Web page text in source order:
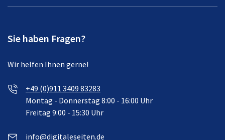
Sie haben Fragen?
Wir helfen Ihnen gerne!
+49 (0)911 3409 83283
Montag - Donnerstag 8:00 - 16:00 Uhr
Freitag 9:00 - 15:30 Uhr
info@digitaleseiten.de